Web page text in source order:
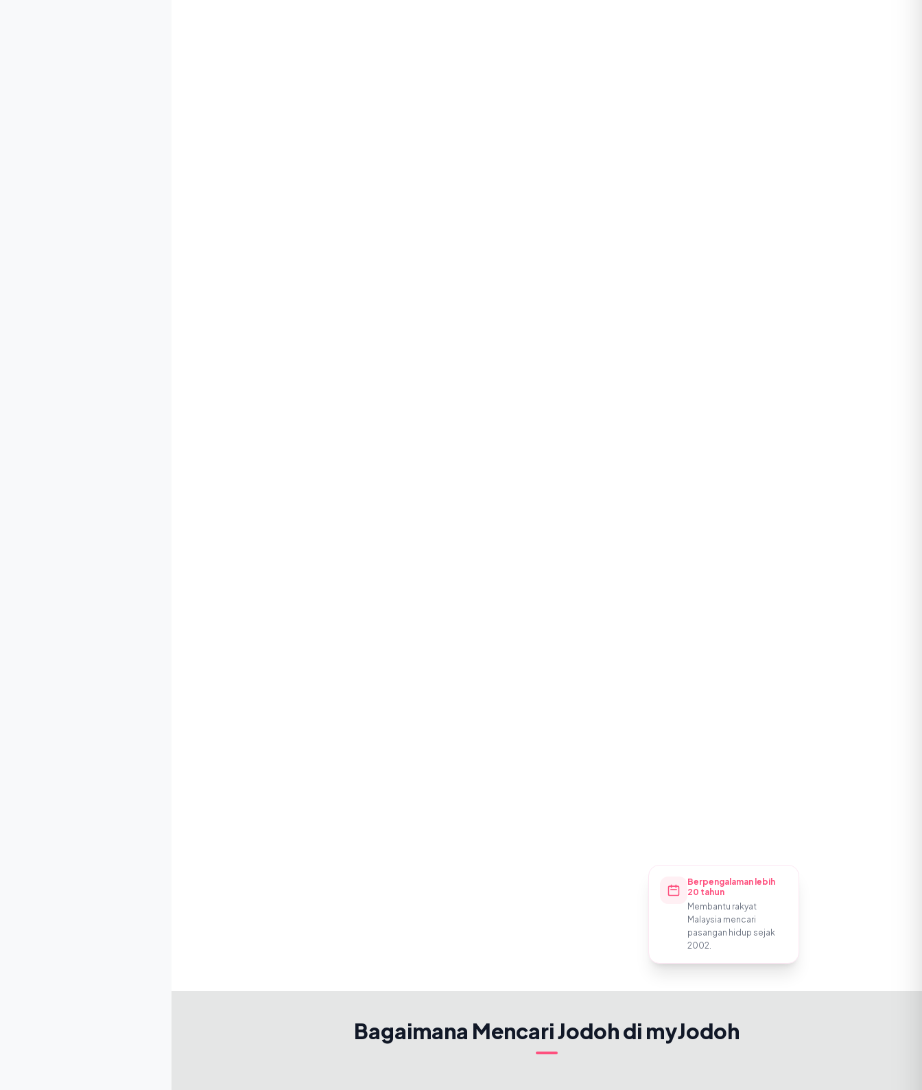
Berpengalaman lebih
20 tahun
Membantu rakyat
Malaysia mencari
pasangan hidup sejak
2002.
Bagaimana Mencari Jodoh di myJodoh